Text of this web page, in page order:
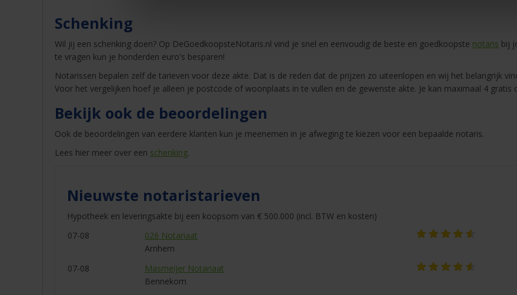
Schenking
Wil jij een schenking doen? Op DeGoedkoopsteNotaris.nl vind je snel en eenvoudig de beste en goedkoopste notaris bij
te vragen kun je honderden euro's besparen!
Notarissen bepalen zelf de tarieven voor deze akte. Dat is de reden dat de prijzen zo uiteenlopen en wij het belangrijk
Voor het vergelijken hoef je alleen je postcode of woonplaats in te vullen en de gewenste akte. Je kan maximaal 4 gratis
Bekijk ook de beoordelingen
Ook de beoordelingen van eerdere klanten kun je meenemen in je afweging te kiezen voor een bepaalde notaris.
Lees hier meer over een schenking.
Nieuwste notaristarieven
Hypotheek en leveringsakte bij een koopsom van € 500.000 (incl. BTW en kosten)
07-08
026 Notariaat
Arnhem
07-08
Masmeijer Notariaat
Bennekom